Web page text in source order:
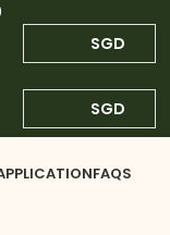
SGD
SGD
FAQS